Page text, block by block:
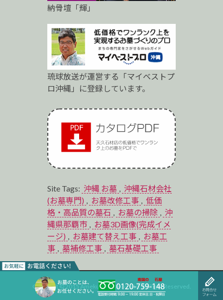
納骨壇「輝」
琉球放送が運営する「マイベストプ
ロ沖縄」に登録しています。
Site Tags: 沖縄 お墓 , 沖縄石材会社
(お墓専門) , お墓改修工事 , 低価
格・高品質の墓石 , お墓の掃除 , 沖
縄県那覇市 , お墓3D画像(完成イメ
ージ) , お墓建て替え工事 , お墓工
事 , 墓補修工事 , 墓石基礎工事
Copyright © 2015 Ameku Sekizai Co.,Ltd. All Right Reserved.